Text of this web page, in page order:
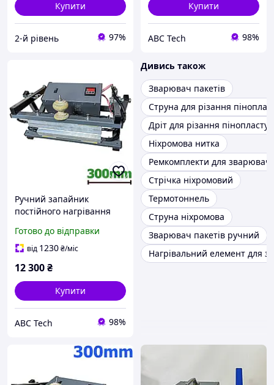
Купити
2-й рівень 97%
Купити
ABC Tech 98%
Ручний запайник
постійного нагрівання
спайник реторт-пакетів
300 мм ЗП-300 Єврошов
Готово до відправки
від 1230₴/міс
12 300₴
Купити
ABC Tech 98%
Дивись також
Зварювач пакетів
Струна для різання
Дріт для різання пінопласту
Ніхромова нитка
Ремкомплекти для
Стрічка ніхромовий
Термотоннель
Струна ніхромова
Зварювач пакетів ручний
Нагрівальний елемент для